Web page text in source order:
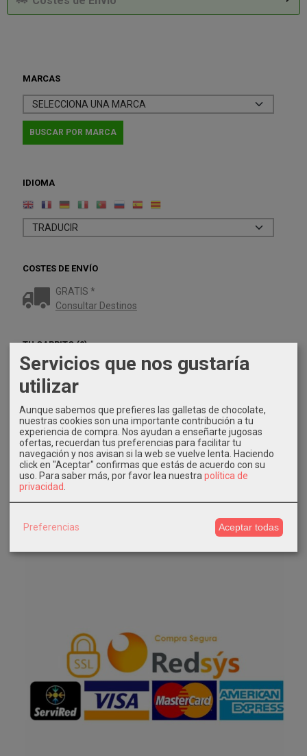
MARCAS
IDIOMA
COSTES DE ENVÍO
GRATIS *
Consultar Destinos
TU CARRITO (0)
El carrito de la compra está vacío
REDES SOCIALES
Twitter
Instagram
Servicios que nos gustaría
utilizar
Aunque sabemos que prefieres las galletas de chocolate,
nuestras cookies son una importante contribución a tu
experiencia de compra. Nos ayudan a enseñarte jugosas
ofertas, recuerdan tus preferencias para facilitar tu
navegación y nos avisan si la web se vuelve lenta. Haciendo
click en "Aceptar" confirmas que estás de acuerdo con su
uso. Para saber más, por favor lea nuestra política de
privacidad
Preferencias Aceptar todas